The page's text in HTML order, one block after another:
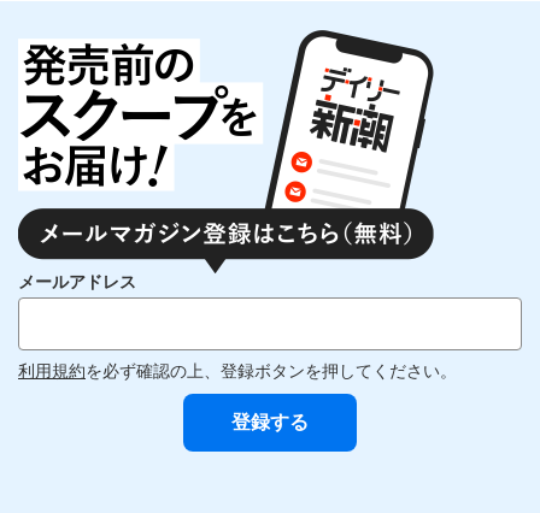
メールアドレス
利用規約を必ず確認の上、登録ボタンを押してください。